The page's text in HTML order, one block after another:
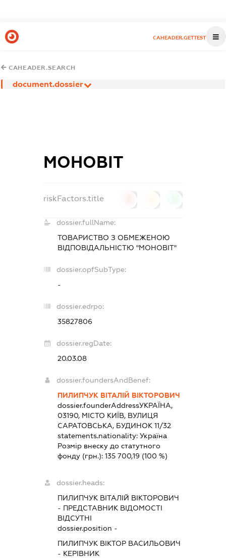
CAHEADER.GETTEST
CAHEADER.SEARCH
document.dossier
МОНОВІТ
riskFactors.title
dossier.fullName:
ТОВАРИСТВО З ОБМЕЖЕНОЮ
ВІДПОВІДАЛЬНІСТЮ "МОНОВІТ"
dossier.opfSubType:
-
dossier.edrpo:
35827806
dossier.regDate:
20.03.08
dossier.foundersAndBenef:
ПИЛИПЧУК ВІТАЛІЙ ВІКТОРОВИЧ
dossier.founderAddressУКРАЇНА,
03190, МІСТО КИЇВ, ВУЛИЦЯ
САРАТОВСЬКА, БУДИНОК 11/32
statements.nationality: Україна
Розмір внеску до статутного
фонду (грн.): 135 700,19 (100 %)
dossier.heads:
ПИЛИПЧУК ВІТАЛІЙ ВІКТОРОВИЧ
- ПРЕДСТАВНИК ВІДОМОСТІ
ВІДСУТНІ
dossier.position -
ПИЛИПЧУК ВІКТОР ВАСИЛЬОВИЧ
- КЕРІВНИК